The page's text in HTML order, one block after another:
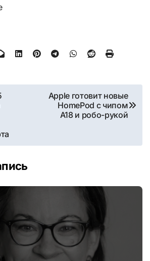
Apple готовит новые
HomePod c чипом
A18 и робо-рукой